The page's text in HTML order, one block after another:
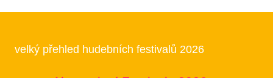
velký přehled hudebních festivalů 2026